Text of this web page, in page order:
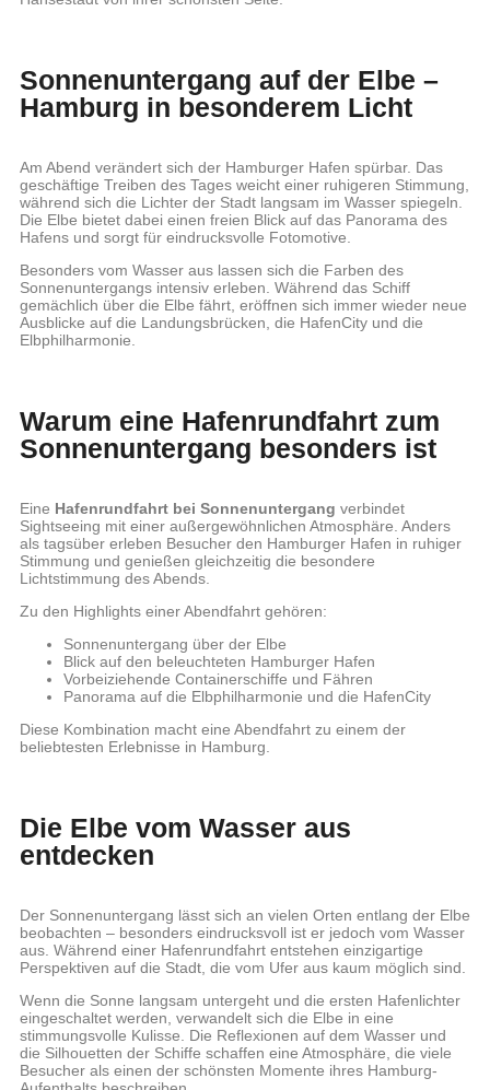
Sonnenuntergang auf der Elbe –
Hamburg in besonderem Licht
Am Abend verändert sich der Hamburger Hafen spürbar. Das
geschäftige Treiben des Tages weicht einer ruhigeren Stimmung,
während sich die Lichter der Stadt langsam im Wasser spiegeln.
Die Elbe bietet dabei einen freien Blick auf das Panorama des
Hafens und sorgt für eindrucksvolle Fotomotive.
Besonders vom Wasser aus lassen sich die Farben des
Sonnenuntergangs intensiv erleben. Während das Schiff
gemächlich über die Elbe fährt, eröffnen sich immer wieder neue
Ausblicke auf die Landungsbrücken, die HafenCity und die
Elbphilharmonie.
Warum eine Hafenrundfahrt zum
Sonnenuntergang besonders ist
Eine Hafenrundfahrt bei Sonnenuntergang verbindet
Sightseeing mit einer außergewöhnlichen Atmosphäre. Anders
als tagsüber erleben Besucher den Hamburger Hafen in ruhiger
Stimmung und genießen gleichzeitig die besondere
Lichtstimmung des Abends.
Zu den Highlights einer Abendfahrt gehören:
Sonnenuntergang über der Elbe
Blick auf den beleuchteten Hamburger Hafen
Vorbeiziehende Containerschiffe und Fähren
Panorama auf die Elbphilharmonie und die HafenCity
Diese Kombination macht eine Abendfahrt zu einem der
beliebtesten Erlebnisse in Hamburg.
Die Elbe vom Wasser aus
entdecken
Der Sonnenuntergang lässt sich an vielen Orten entlang der Elbe
beobachten – besonders eindrucksvoll ist er jedoch vom Wasser
aus. Während einer Hafenrundfahrt entstehen einzigartige
Perspektiven auf die Stadt, die vom Ufer aus kaum möglich sind.
Wenn die Sonne langsam untergeht und die ersten Hafenlichter
eingeschaltet werden, verwandelt sich die Elbe in eine
stimmungsvolle Kulisse. Die Reflexionen auf dem Wasser und
die Silhouetten der Schiffe schaffen eine Atmosphäre, die viele
Besucher als einen der schönsten Momente ihres Hamburg-